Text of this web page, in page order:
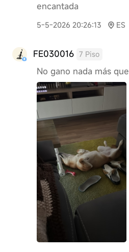
encantada
5-5-2026 20:26:13 ES
FE030016 7 Piso
No gano nada más